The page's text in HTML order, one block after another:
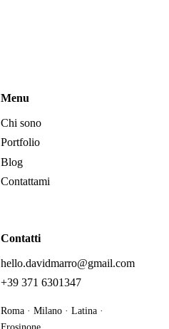
Menu
Chi sono
Portfolio
Blog
Contattami
Contatti
hello.davidmarro@gmail.com
+39 371 6301347
Roma · Milano · Latina ·